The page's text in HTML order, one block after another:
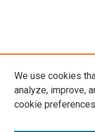
We use cookies
analyze, improve,
cookie